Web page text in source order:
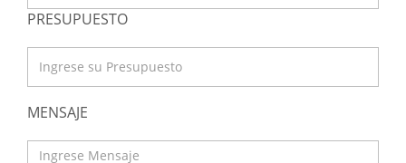
PRESUPUESTO
MENSAJE